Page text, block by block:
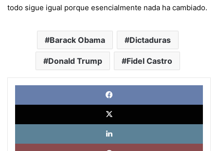
todo sigue igual porque esencialmente nada ha cambiado.
Barack Obama Dictaduras
Donald Trump Fidel Castro
X